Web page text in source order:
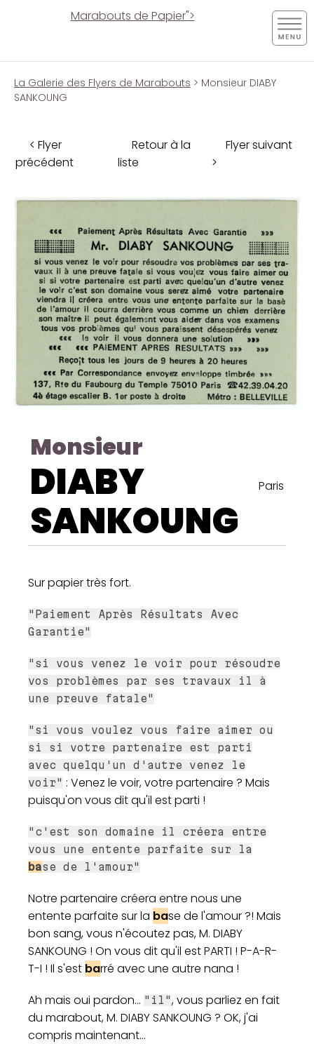
Marabouts de Papier">
La Galerie des Flyers de Marabouts > Monsieur DIABY
SANKOUNG
< Flyer
précédent
Retour à la
liste
Flyer suivant
>
Monsieur
DIABY
SANKOUNG
Paris
Sur papier très fort.
"Paiement Après Résultats Avec
Garantie"
"si vous venez le voir pour résoudre
vos problèmes par ses travaux il à
une preuve fatale"
"si vous voulez vous faire aimer ou
si si votre partenaire est parti
avec quelqu'un d'autre venez le
voir" : Venez le voir, votre partenaire ? Mais
puisqu'on vous dit qu'il est parti !
"c'est son domaine il créera entre
vous une entente parfaite sur la
base de l'amour"
Notre partenaire créera entre nous une
entente parfaite sur la base de l'amour ?! Mais
bon sang, vous n'écoutez pas, M. DIABY
SANKOUNG ! On vous dit qu'il est PARTI ! P-A-R-
T-I ! Il s'est barré avec une autre nana !
Ah mais oui pardon... "il", vous parliez en fait
du marabout, M. DIABY SANKOUNG ? OK, j'ai
compris maintenant...